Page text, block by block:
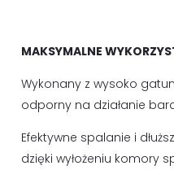
MAKSYMALNE
Wykonany z wysoko
odporny na działanie
Efektywne spalanie i
dzięki wyłożeniu komory